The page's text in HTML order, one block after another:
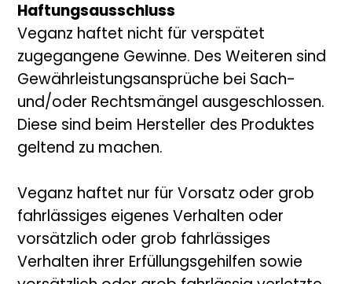
Haftungsausschluss
Veganz haftet nicht für verspätet
zugegangene Gewinne. Des Weiteren sind
Gewährleistungsansprüche bei Sach-
und/oder Rechtsmängel ausgeschlossen.
Diese sind beim Hersteller des Produktes
geltend zu machen.
Veganz haftet nur für Vorsatz oder grob
fahrlässiges eigenes Verhalten oder
vorsätzlich oder grob fahrlässiges
Verhalten ihrer Erfüllungsgehilfen sowie